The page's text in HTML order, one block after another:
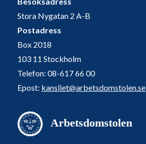
Stora Nygatan 2 A-B
Postadress
Box 2018
103 11 Stockholm
Telefon: 08-617 66 00
Epost: kansliet@arbetsdomstolen.se